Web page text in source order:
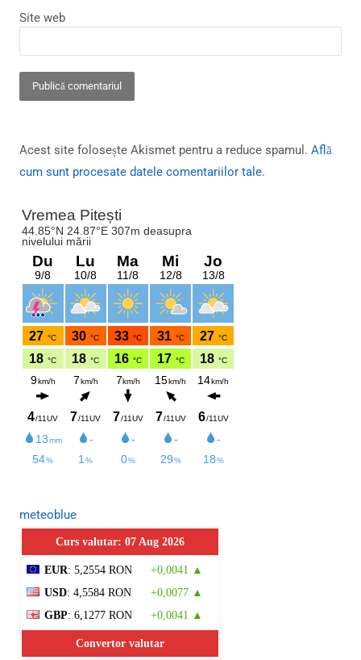
Site web
Acest site folosește Akismet pentru a reduce spamul. Află
cum sunt procesate datele comentariilor tale.
meteoblue
Curs valutar: 07 Aug 2026
EUR: 5,2554 RON
+0,0041 ▲
USD: 4,5584 RON
+0,0077 ▲
GBP: 6,1277 RON +0,0041 ▲
Convertor valutar